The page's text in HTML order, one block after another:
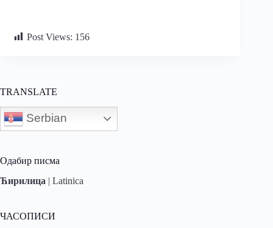
Post Views: 156
TRANSLATE
Serbian
Одабир писма
Ћирилица | Latinica
ЧАСОПИСИ